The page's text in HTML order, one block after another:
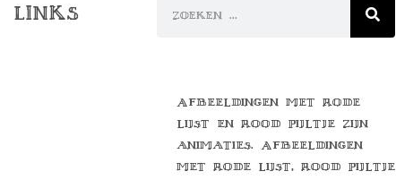
Links
Afbeeldingen met rode
lijst en rood pijltje zijn
animaties. Afbeeldingen
met rode lijst, rood pijltje